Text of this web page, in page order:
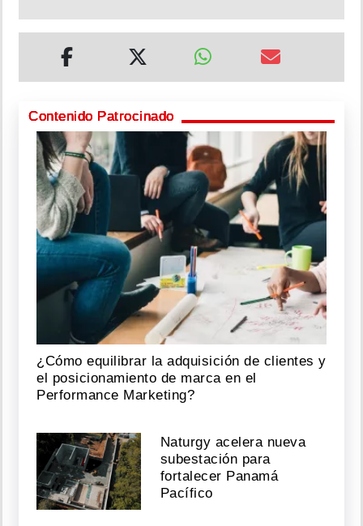
Contenido Patrocinado
¿Cómo equilibrar la adquisición de clientes y
el posicionamiento de marca en el
Performance Marketing?
Naturgy acelera nueva
subestación para
fortalecer Panamá
Pacífico